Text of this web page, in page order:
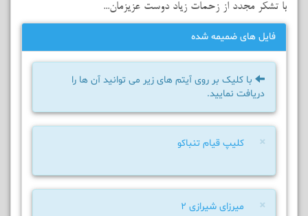
با تشکر مجدد از زحمات زیاد دوست عزیزمان...
فایل های ضمیمه شده
با کلیک بر روی آیتم های زیر می توانید آن ها را
دریافت نمایید.
× کلیپ قیام تنباکو
× میرزای شیرازی 2